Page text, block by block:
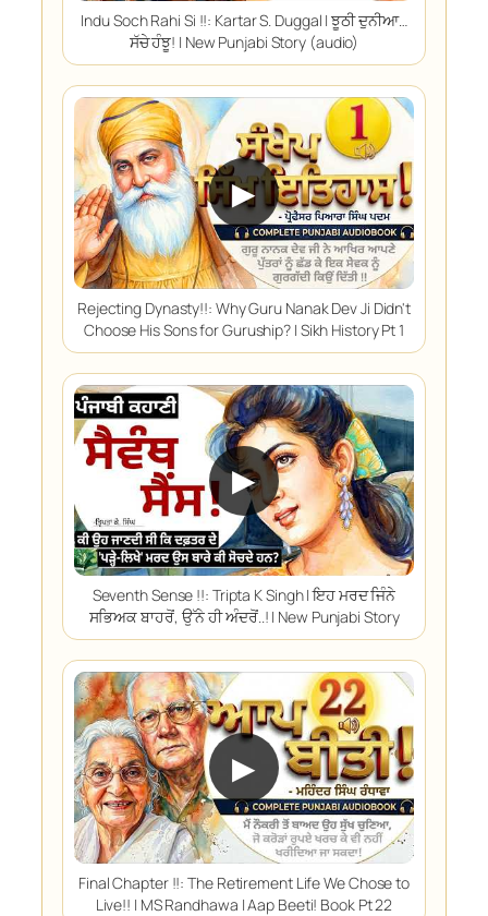
Indu Soch Rahi Si !!: Kartar S. Duggal | ਝੂਠੀ ਦੁਨੀਆ…
ਸੱਚੇ ਹੰਝੂ! | New Punjabi Story (audio)
▶
Rejecting Dynasty!!: Why Guru Nanak Dev Ji Didn't
Choose His Sons for Guruship? | Sikh History Pt 1
▶
Seventh Sense !!: Tripta K Singh | ਇਹ ਮਰਦ ਜਿੰਨੇ
ਸਭਿਅਕ ਬਾਹਰੋਂ, ਉੱਨੇ ਹੀ ਅੰਦਰੋਂ..! | New Punjabi Story
▶
Final Chapter !!: The Retirement Life We Chose to
Live!! | MS Randhawa | Aap Beeti! Book Pt 22